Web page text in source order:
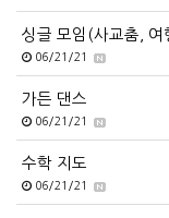
싱글 모임(사교춤, 여
06/21/21
가든 댄스
06/21/21
수학 지도
06/21/21